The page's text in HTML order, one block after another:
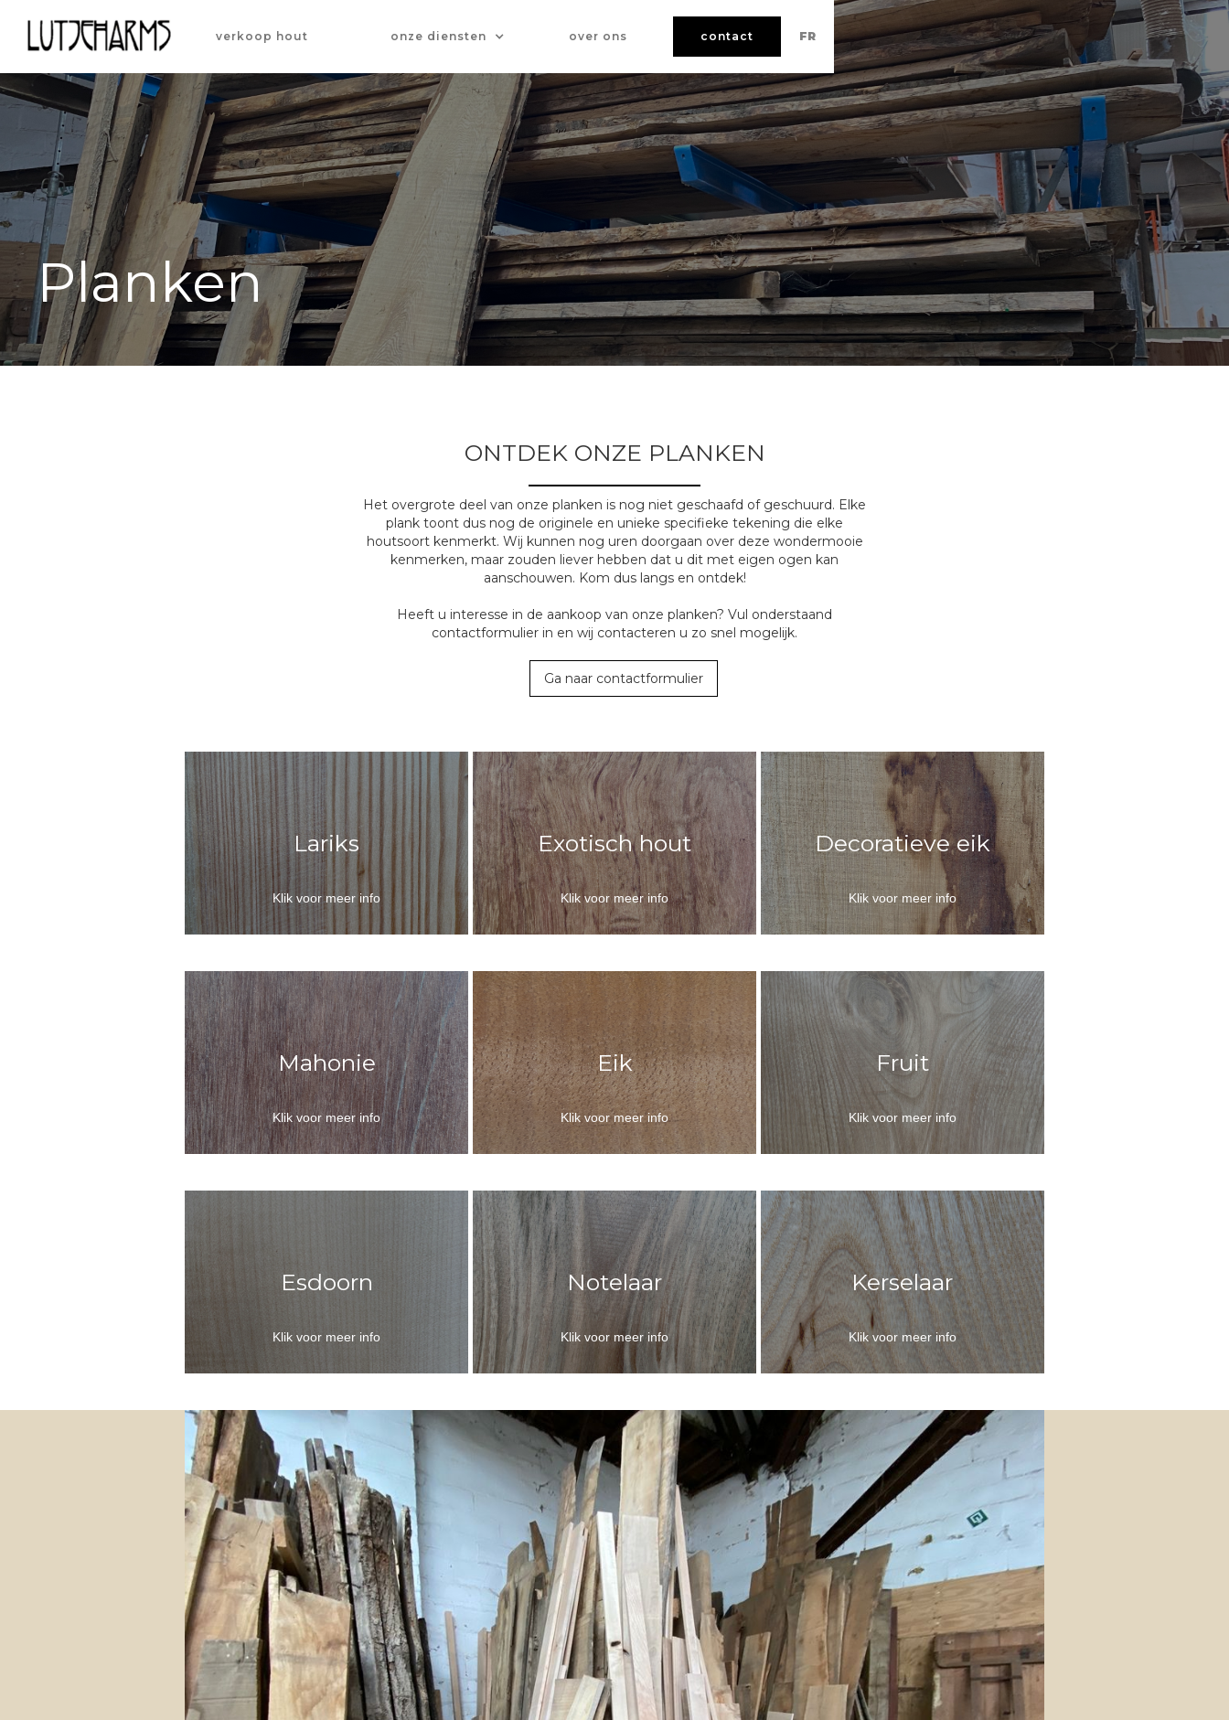
verkoop hout onze diensten over ons contact FR
Planken
ONTDEK ONZE PLANKEN
Het overgrote deel van onze planken is nog niet geschaafd of geschuurd. Elke
plank toont dus nog de originele en unieke specifieke tekening die elke
houtsoort kenmerkt. Wij kunnen nog uren doorgaan over deze wondermooie
kenmerken, maar zouden liever hebben dat u dit met eigen ogen kan
aanschouwen. Kom dus langs en ontdek!
Heeft u interesse in de aankoop van onze planken? Vul onderstaand
contactformulier in en wij contacteren u zo snel mogelijk.
Ga naar contactformulier
Lariks
Klik voor meer info
Exotisch hout
Klik voor meer info
Decoratieve eik
Klik voor meer info
Mahonie
Klik voor meer info
Eik
Klik voor meer info
Fruit
Klik voor meer info
Esdoorn
Klik voor meer info
Notelaar
Klik voor meer info
Kerselaar
Klik voor meer info